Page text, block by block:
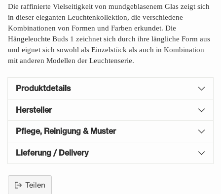
Die raffinierte Vielseitigkeit von mundgeblasenem Glas zeigt sich
in dieser eleganten Leuchtenkollektion, die verschiedene
Kombinationen von Formen und Farben erkundet. Die
Hängeleuchte Buds 1 zeichnet sich durch ihre längliche Form aus
und eignet sich sowohl als Einzelstück als auch in Kombination
mit anderen Modellen der Leuchtenserie.
Produktdetails
Hersteller
Pflege, Reinigung & Muster
Lieferung / Delivery
Teilen